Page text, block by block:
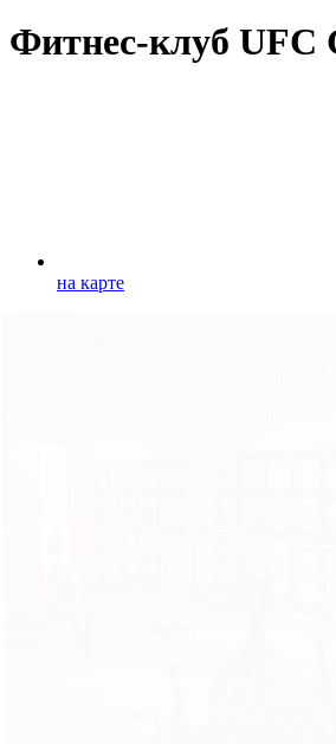
Фитнес-клуб UFC
на карте